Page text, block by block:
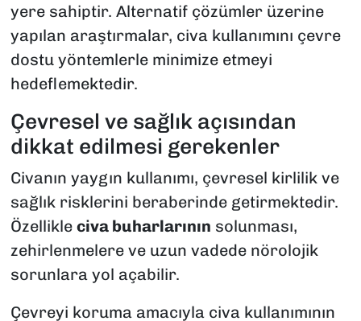
yere sahiptir. Alternatif çözümler üzerine
yapılan araştırmalar, civa kullanımını çevre
dostu yöntemlerle minimize etmeyi
hedeflemektedir.
Çevresel ve sağlık açısından
dikkat edilmesi gerekenler
Civanın yaygın kullanımı, çevresel kirlilik ve
sağlık risklerini beraberinde getirmektedir.
Özellikle civa buharlarının solunması,
zehirlenmelere ve uzun vadede nörolojik
sorunlara yol açabilir.
Çevreyi koruma amacıyla civa kullanımının